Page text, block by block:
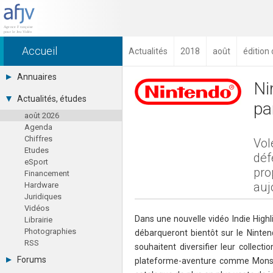
Accueil Actualités 2018 août édition
Annuaires
Toutes les sociétés (691)
Studios (418)
Editeurs (49)
Distributeurs (16)
Hard. / Accessoires (10)
Middlewares (15)
Prestataires (99)
Assoc. / Syndicats (21)
Formations / Ecoles (46)
Presse spécialisée (17)
Actualités, études
août 2026
Agenda
Chiffres
Etudes
eSport
Financement
Hardware
Juridiques
Vidéos
Librairie
Photographies
RSS
Forums
Dans une nouvelle vidéo Indie
débarqueront bientôt sur le
souhaitent diversifier leur
plateforme-aventure comme